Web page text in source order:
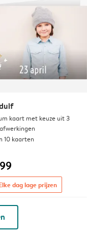
kaart met keuze uit 3
10 kaarten
dag lage prijzen